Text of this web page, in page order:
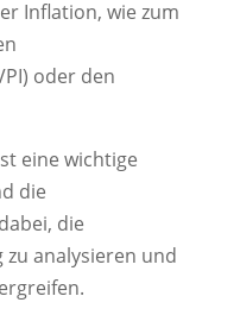
Inflation, wie zum
oder den
eine wichtige
die
die
analysieren und